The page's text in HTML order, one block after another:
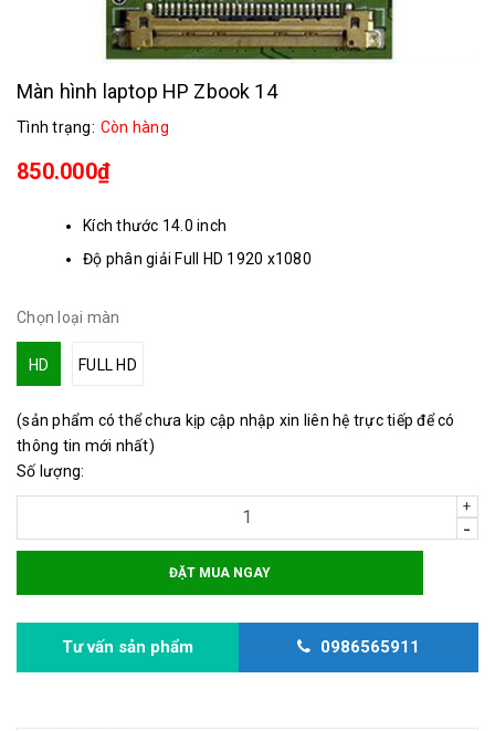
Màn hình laptop HP Zbook 14
Tình trạng: Còn hàng
850.000₫
Kích thước 14.0 inch
Độ phân giải Full HD 1920 x1080
Chọn loại màn
HD FULL HD
(sản phẩm có thể chưa kịp cập nhập xin liên hệ trực tiếp để có
thông tin mới nhất)
Số lượng:
+
-
ĐẶT MUA NGAY
Tư vấn sản phẩm 0986565911